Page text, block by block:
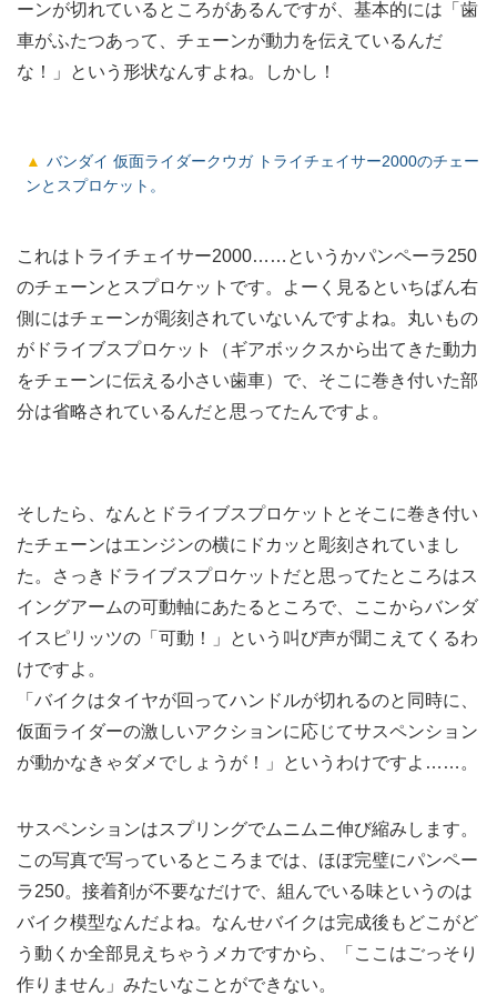
ーンが切れているところがあるんですが、基本的には「歯
車がふたつあって、チェーンが動力を伝えているんだ
な！」という形状なんすよね。しかし！
バンダイ 仮面ライダークウガ トライチェイサー2000のチェー
ンとスプロケット。
これはトライチェイサー2000……というかパンペーラ250
のチェーンとスプロケットです。よーく見るといちばん右
側にはチェーンが彫刻されていないんですよね。丸いもの
がドライブスプロケット（ギアボックスから出てきた動力
をチェーンに伝える小さい歯車）で、そこに巻き付いた部
分は省略されているんだと思ってたんですよ。
そしたら、なんとドライブスプロケットとそこに巻き付い
たチェーンはエンジンの横にドカッと彫刻されていまし
た。さっきドライブスプロケットだと思ってたところはス
イングアームの可動軸にあたるところで、ここからバンダ
イスピリッツの「可動！」という叫び声が聞こえてくるわ
けですよ。
「バイクはタイヤが回ってハンドルが切れるのと同時に、
仮面ライダーの激しいアクションに応じてサスペンション
が動かなきゃダメでしょうが！」というわけですよ……。
サスペンションはスプリングでムニムニ伸び縮みします。
この写真で写っているところまでは、ほぼ完璧にパンペー
ラ250。接着剤が不要なだけで、組んでいる味というのは
バイク模型なんだよね。なんせバイクは完成後もどこがど
う動くか全部見えちゃうメカですから、「ここはごっそり
作りません」みたいなことができない。